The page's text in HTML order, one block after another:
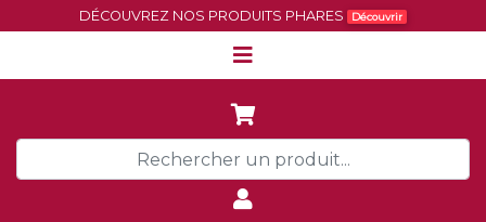
DÉCOUVREZ NOS PRODUITS PHARES Découvrir